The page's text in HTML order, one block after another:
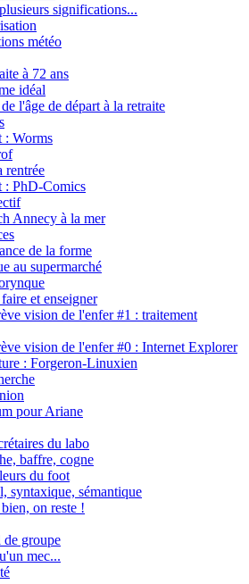
significations...
météo
à 72 ans
idéal
l'âge de départ à la retraite
: Worms
rentrée
: PhD-Comics
Annecy à la mer
de la forme
au supermarché
et enseigner
vision de l'enfer #1 : traitement
vision de l'enfer #0 : Internet Explorer
: Forgeron-Linuxien
pour Ariane
du labo
baffre, cogne
du foot
syntaxique, sémantique
on reste !
de groupe
mec...